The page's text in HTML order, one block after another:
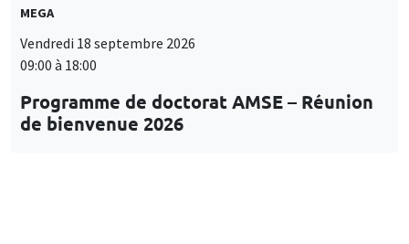
MEGA
Vendredi 18 septembre 2026
09:00 à 18:00
Programme de doctorat AMSE – Réunion
de bienvenue 2026